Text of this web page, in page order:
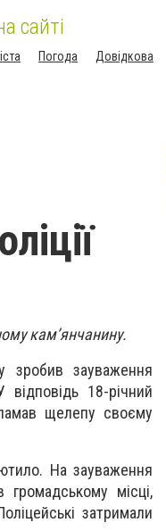
сайті
Погода
Довідкова
кам’янчанину.
зробив зауваження
18-річний
щелепу своєму
На зауваження
місці,
затримали